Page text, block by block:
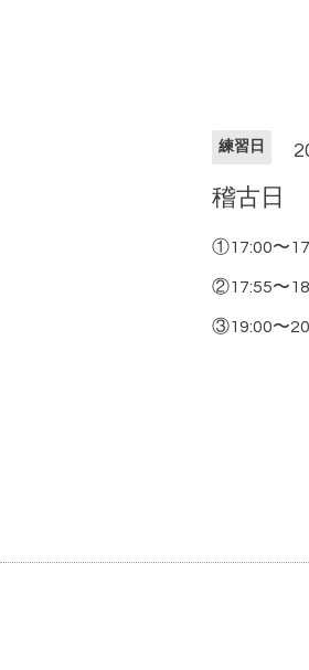
練習日
稽古日
①17:00〜
②17:55〜
③19:00〜